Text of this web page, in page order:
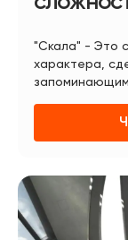
"Скала" - Это
характера,